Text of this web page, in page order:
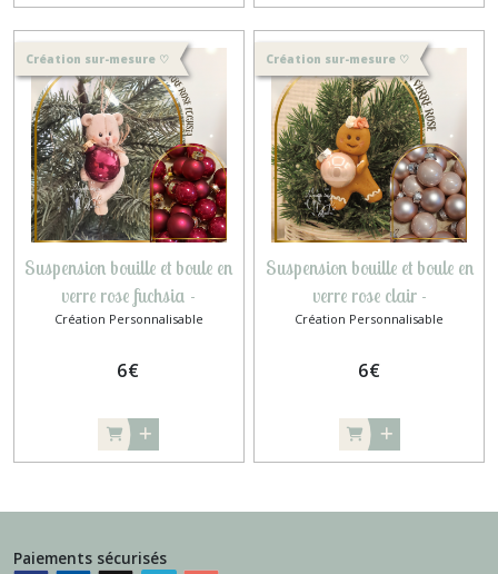
Création sur-mesure ♡
Suspension bouille et boule en
verre rose fuchsia -
personnalisable
Création Personnalisable
6€
Création sur-mesure ♡
Suspension bouille et boule en
verre rose clair -
personnalisable
Création Personnalisable
6€
Paiements sécurisés